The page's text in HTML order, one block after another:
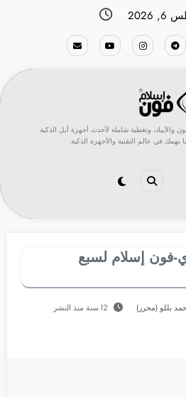
وتغطية شاملة لأحدث أجهزة أبل الذكية
يهمك في عالم التقنية والأجهزة الذكية.
آي-فون إسلام لسبع
بللو (محرر) 12 سنة منذ النشر